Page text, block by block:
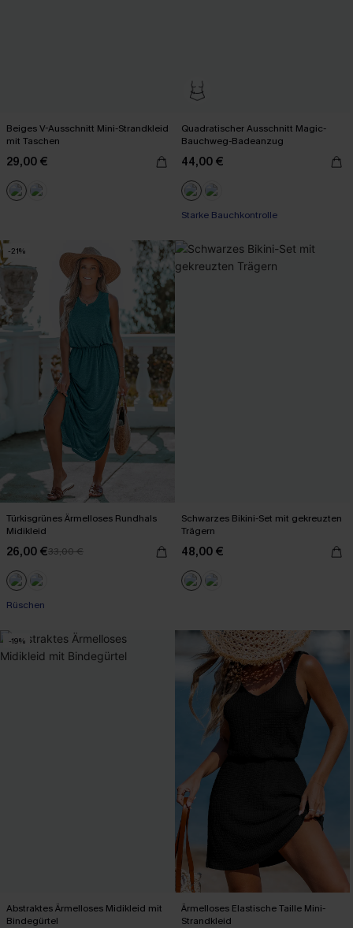
Beiges V-Ausschnitt Mini-Strandkleid
mit Taschen
29,00 €
Quadratischer Ausschnitt Magic-
Bauchweg-Badeanzug
44,00 €
Starke Bauchkontrolle
-21%
Türkisgrünes Ärmelloses Rundhals
Midikleid
26,00 €33,00 €
Rüschen
Schwarzes Bikini-Set mit gekreuzten
Trägern
48,00 €
-19%
Abstraktes Ärmelloses Midikleid mit
Bindegürtel
Ärmelloses Elastische Taille Mini-
Strandkleid